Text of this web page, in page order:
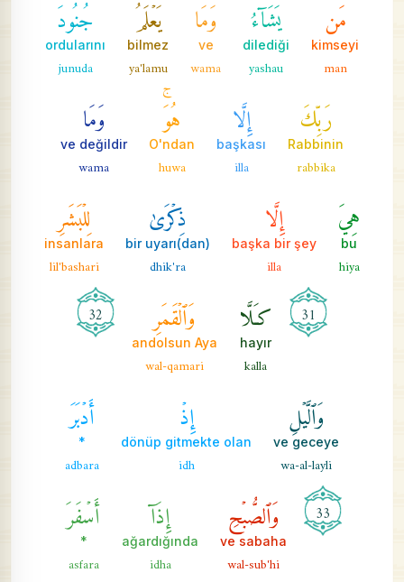
مَن
kimseyi
man
يَشَآءُۚ
dilediği
yashau
وَمَا
ve
wama
يَعۡلَمُ
bilmez
ya'lamu
جُنُودَ
ordularını
junuda
رَبِّكَ
Rabbinin
rabbika
إِلَّا
başkası
illa
هُوَۚ
O'ndan
huwa
وَمَا
ve değildir
wama
هِيَ
bu
hiya
إِلَّا
başka bir şey
illa
ذِكۡرَىٰ
bir uyarı(dan)
dhik'ra
لِلۡبَشَرِ
insanlara
lil'bashari
31 كـَلَّا
hayır
kalla
وَٱلۡقَمَرِ
andolsun Aya
wal-qamari
32
وَٱلَّيۡلِ
ve geceye
wa-al-layli
إِذۡ
dönüp gitmekte olan
idh
أَدۡبَرَ
*
adbara
33 وَٱلصُّبۡحِ
ve sabaha
wal-sub'hi
إِذَآ
ağardığında
idha
أَسۡفَرَ
*
asfara